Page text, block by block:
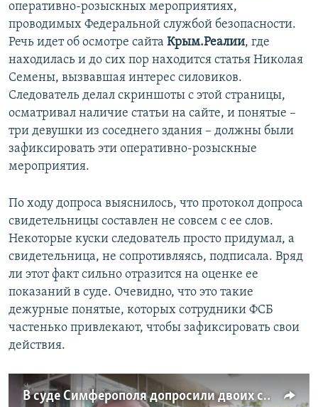
оперативно-розыскных мероприятиях,
проводимых Федеральной службой безопасности.
Речь идет об осмотре сайта Крым.Реалии, где
находилась и до сих пор находится статья Николая
Семены, вызвавшая интерес силовиков.
Следователь делал скриншоты с этой страницы,
осматривал наличие статьи на сайте, и понятые –
три девушки из соседнего здания – должны были
зафиксировать эти оперативно-розыскные
мероприятия.
По ходу допроса выяснилось, что протокол допроса
свидетельницы составлен не совсем с ее слов.
Некоторые куски следователь просто придумал, а
свидетельница, не сопротивляясь, подписала. Вряд
ли этот факт сильно отразится на оценке ее
показаний в суде. Очевидно, что это такие
дежурные понятые, которых сотрудники ФСБ
частенько привлекают, чтобы зафиксировать свои
действия.
В суде Симферополя допросили двоих свидетелей по делу журналиста Семены (видео)